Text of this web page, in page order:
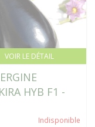
VOIR LE DÉTAIL
HYB F1 -
Indisponible